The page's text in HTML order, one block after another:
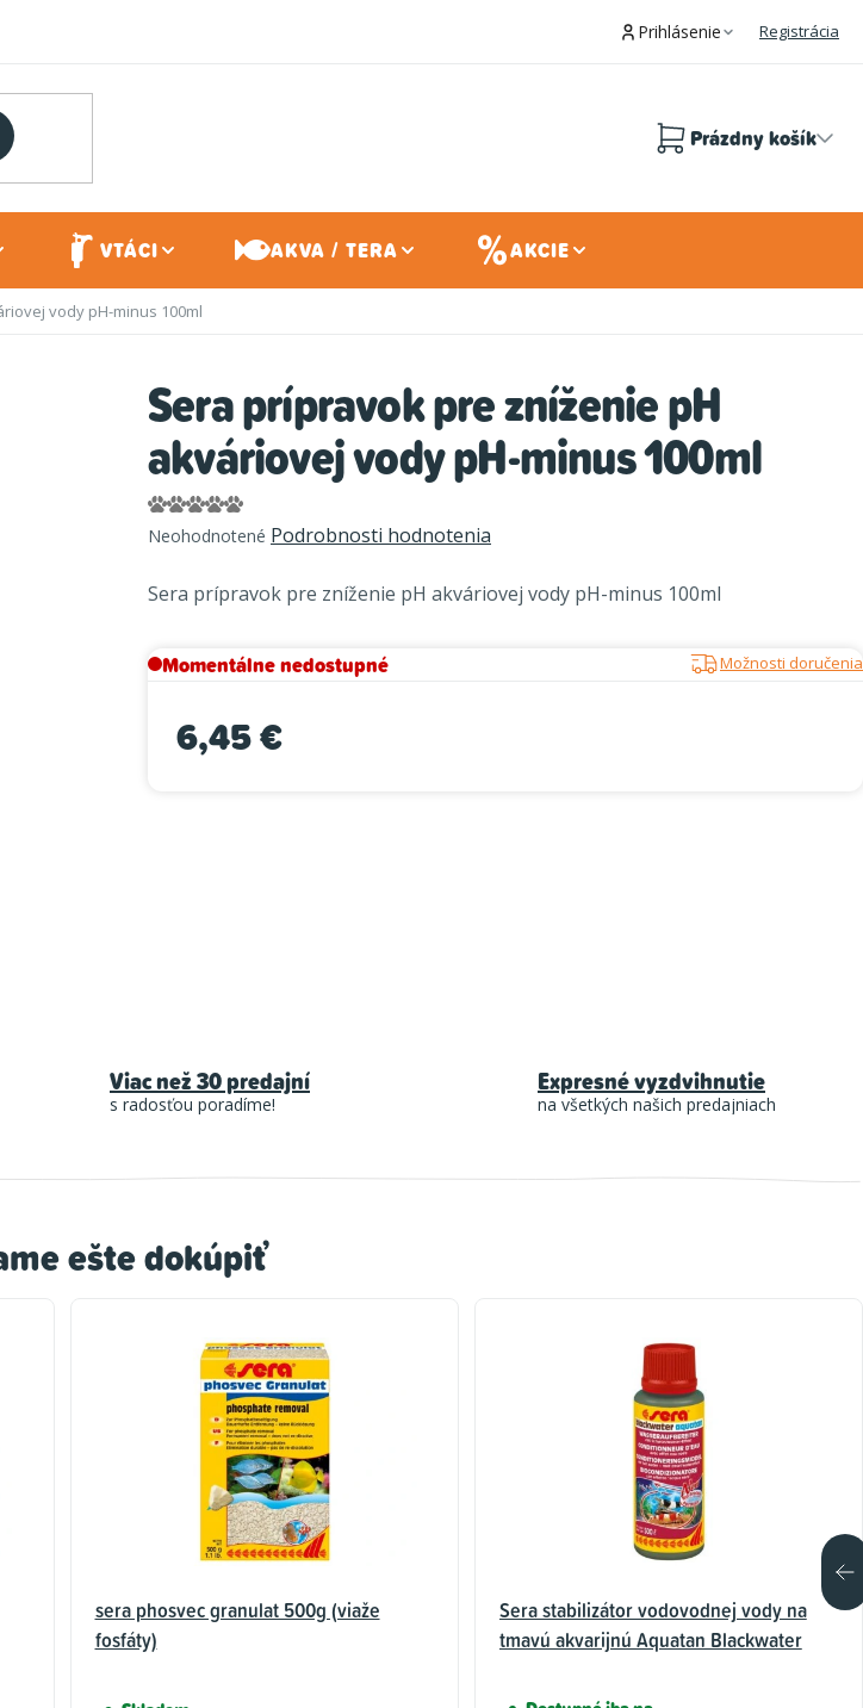
Prihlásenie Registrácia
Prázdny košík
VTÁCI AKVA / TERA AKCIE
vody pH-minus 100ml
Sera prípravok pre zníženie pH
akváriovej vody pH-minus 100ml
Priemerné
hodnotenie
je
z
hviezdičiek.
Neohodnotené Podrobnosti hodnotenia
Sera prípravok pre zníženie pH akváriovej vody pH-minus 100ml
Momentálne nedostupné Možnosti doručenia
6,45 €
ešte dokúpiť
sera phosvec granulat 500g (viaže
fosfáty)
Sera stabilizátor vodovodnej vody na
tmavú akvarijnú Aquatan Blackwater
Viac než 30 predajní
s radosťou poradíme!
Expresné vyzdvihnutie
na všetkých našich predajniach